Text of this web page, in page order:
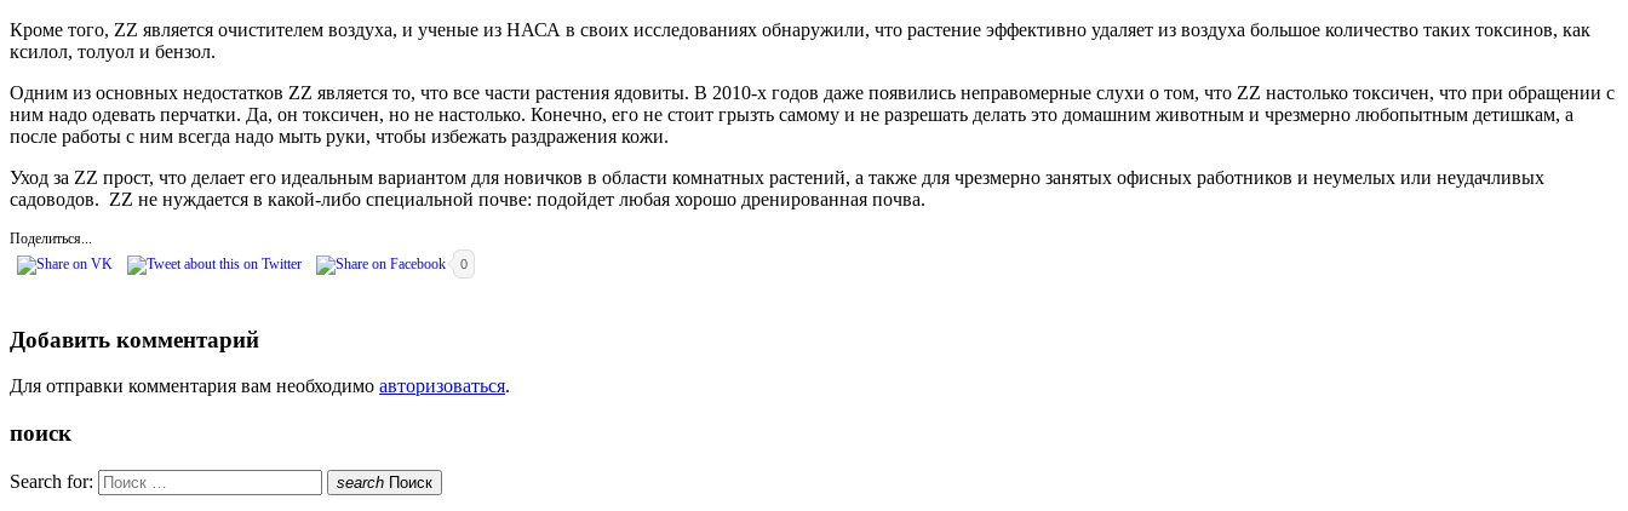
Кроме того, ZZ является очистителем воздуха, и ученые из НАСА в своих исследованиях обнаружили, что растение эффективно удаляет из воздуха большое количество таких токсинов, как
ксилол, толуол и бензол.
Одним из основных недостатков ZZ является то, что все части растения ядовиты. В 2010-х годов даже появились неправомерные слухи о том, что ZZ настолько токсичен, что при обращении с
ним надо одевать перчатки. Да, он токсичен, но не настолько. Конечно, его не стоит грызть самому и не разрешать делать это домашним животным и чрезмерно любопытным детишкам, а
после работы с ним всегда надо мыть руки, чтобы избежать раздражения кожи.
Уход за ZZ прост, что делает его идеальным вариантом для новичков в области комнатных растений, а также для чрезмерно занятых офисных работников и неумелых или неудачливых
садоводов. ZZ не нуждается в какой-либо специальной почве: подойдет любая хорошо дренированная почва.
Поделиться...
0
Добавить комментарий
Для отправки комментария вам необходимо авторизоваться.
поиск
Search for: search Поиск